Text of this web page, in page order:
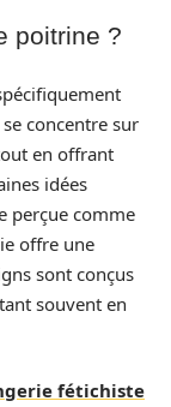
poitrine ?
concentre sur
en offrant
idées
perçue comme
offre une
sont conçus
souvent en
fétichiste